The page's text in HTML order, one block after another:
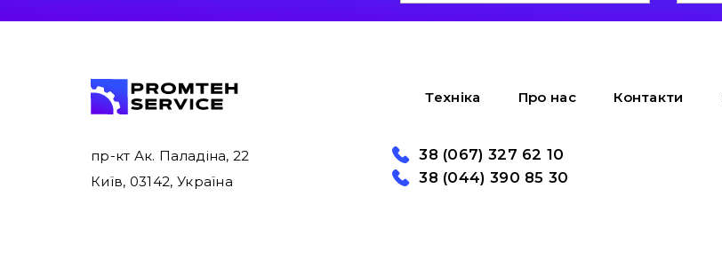
Техніка Про нас Контакти
пр-кт Ак. Паладіна, 22
Київ, 03142, Україна
38 (067) 327 62 10
38 (044) 390 85 30